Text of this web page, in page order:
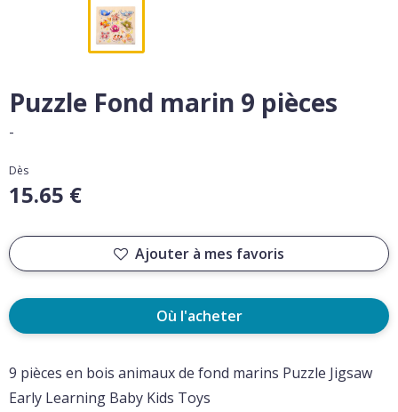
Puzzle Fond marin 9 pièces
-
Dès
15.65 €
Ajouter à mes favoris
Où l'acheter
9 pièces en bois animaux de fond marins Puzzle Jigsaw
Early Learning Baby Kids Toys